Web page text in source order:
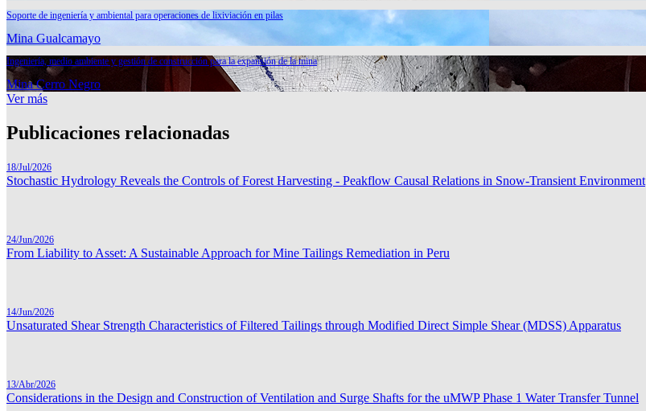
Soporte de ingeniería y ambiental para operaciones de lixiviación en pilas
Mina Gualcamayo
Ingeniería, medio ambiente y gestión de construcción para la expansión de la mina
Mina Cerro Negro
Ver más
Publicaciones relacionadas
18/Jul/2026
Stochastic Hydrology Reveals the Controls of Forest Harvesting - Peakflow Causal Relations in Snow-Transient Environment
24/Jun/2026
From Liability to Asset: A Sustainable Approach for Mine Tailings Remediation in Peru
14/Jun/2026
Unsaturated Shear Strength Characteristics of Filtered Tailings through Modified Direct Simple Shear (MDSS) Apparatus
13/Abr/2026
Considerations in the Design and Construction of Ventilation and Surge Shafts for the uMWP Phase 1 Water Transfer Tunnel